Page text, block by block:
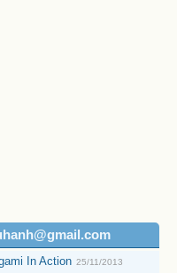
In Action 25/11/2013